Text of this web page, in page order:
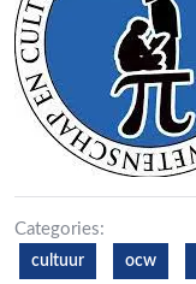
Categories:
cultuur ocw